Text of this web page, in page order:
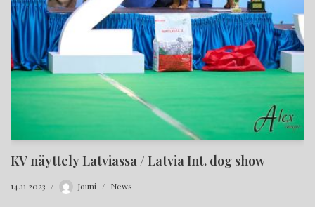
KV näyttely Latviassa / Latvia Int. dog show
14.11.2023 Jouni News